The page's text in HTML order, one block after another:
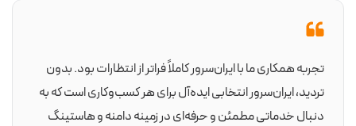
ASP.NET یا پروژه‌های با نیاز گرافیکی توصیه می‌شود.
تجربه همکاری ما با ایران‌سرور کاملاً فراتر از انتظارات بود. بدون
تردید، ایران‌سرور انتخابی ایده‌آل برای هر کسب‌وکاری است که به
دنبال خدماتی مطمئن و حرفه‌ای در زمینه دامنه و هاستینگ